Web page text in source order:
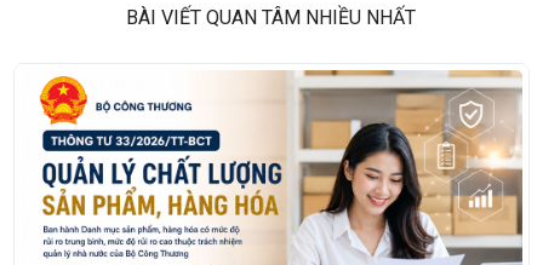
BÀI VIẾT QUAN TÂM NHIỀU NHẤT